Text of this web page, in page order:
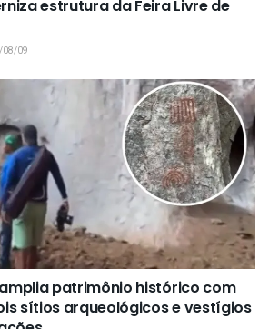
estrutura da Feira Livre de
08/09
patrimônio histórico com
sítios arqueológicos e vestígios